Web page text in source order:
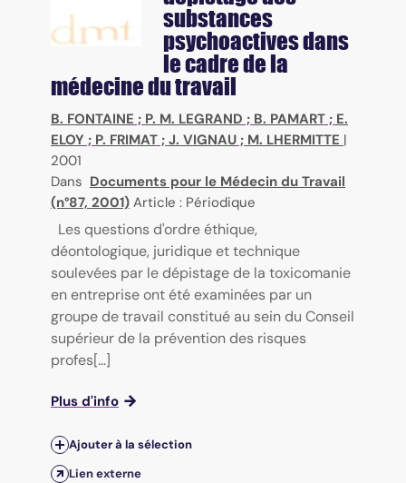
substances
psychoactives dans
le cadre de la
médecine du travail
B. FONTAINE ; P. M. LEGRAND ; B. PAMART ; E.
ELOY ; P. FRIMAT ; J. VIGNAU ; M. LHERMITTE |
2001
Dans Documents pour le Médecin du Travail
(n°87, 2001) Article : Périodique
Les questions d'ordre éthique,
déontologique, juridique et technique
soulevées par le dépistage de la toxicomanie
en entreprise ont été examinées par un
groupe de travail constitué au sein du Conseil
supérieur de la prévention des risques
profes[...]
Plus d'info
Ajouter à la sélection
Lien externe